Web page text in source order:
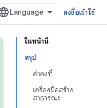
ลงชื่อเข้าใช้
ในหน้านี้
สรุป
ค่าคงที่
เครื่องมือสร้าง
สาธารณะ